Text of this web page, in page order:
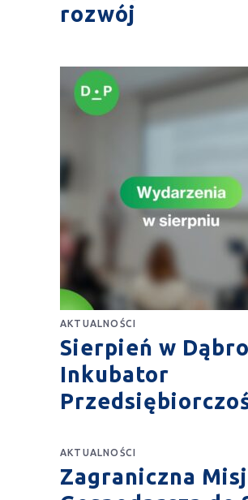
rozwój
AKTUALNOŚCI
Sierpień w
Inkubator
AKTUALNOŚCI
Zagraniczna